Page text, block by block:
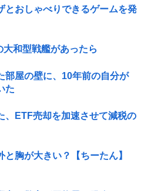
とおしゃべりできるゲームを発
和型戦艦があったら
部屋の壁に、10年前の自分が
た
、ETF売却を加速させて減税の
と胸が大きい？【ちーたん】